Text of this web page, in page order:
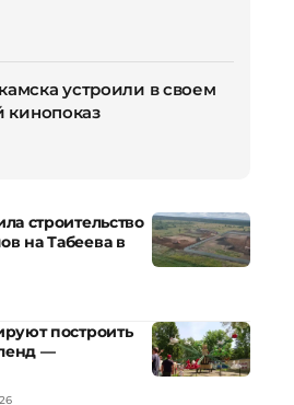
устроили в своем
кинопоказ
строительство
на Табеева в
построить
—